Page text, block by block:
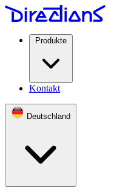
Produkte
Kontakt
Deutschland